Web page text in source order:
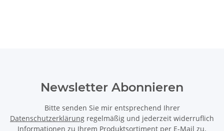
Newsletter Abonnieren
Bitte senden Sie mir entsprechend Ihrer
Datenschutzerklärung regelmäßig und jederzeit widerruflich
Informationen zu Ihrem Produktsortiment per E-Mail zu.